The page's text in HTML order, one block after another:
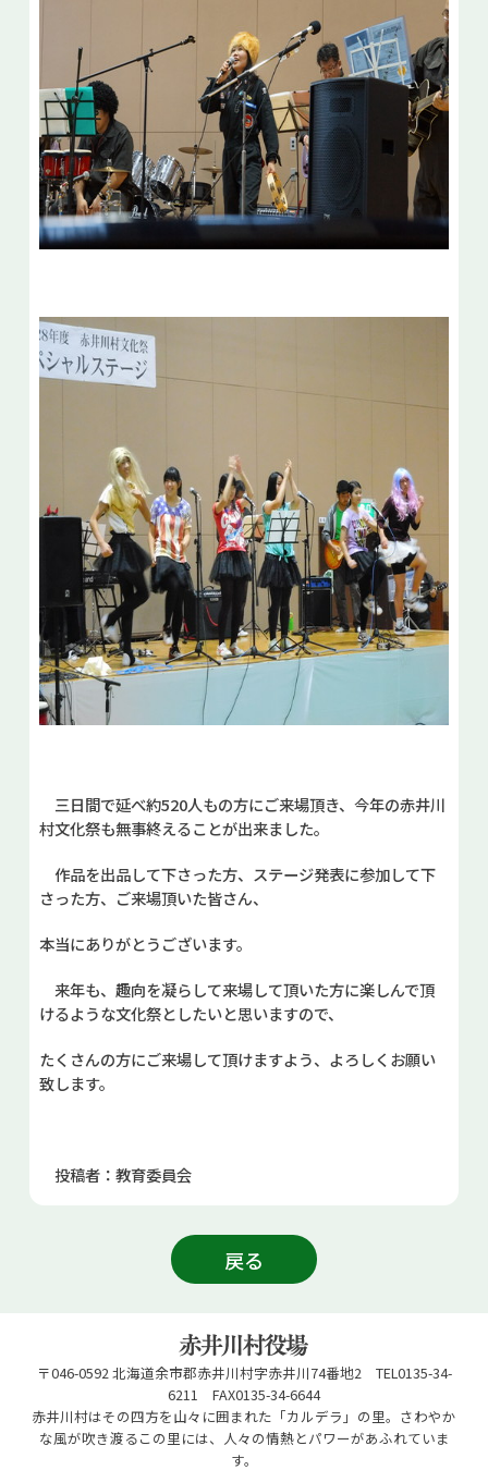
三日間で延べ約520人もの方にご来場頂き、今年の赤井川
村文化祭も無事終えることが出来ました。
作品を出品して下さった方、ステージ発表に参加して下
さった方、ご来場頂いた皆さん、
本当にありがとうございます。
来年も、趣向を凝らして来場して頂いた方に楽しんで頂
けるような文化祭としたいと思いますので、
たくさんの方にご来場して頂けますよう、よろしくお願い
致します。
投稿者：教育委員会
戻る
〒046-0592 北海道余市郡赤井川村字赤井川74番地2 TEL0135-34-
6211 FAX0135-34-6644
赤井川村はその四方を山々に囲まれた「カルデラ」の里。さわやか
な風が吹き渡るこの里には、人々の情熱とパワーがあふれていま
す。